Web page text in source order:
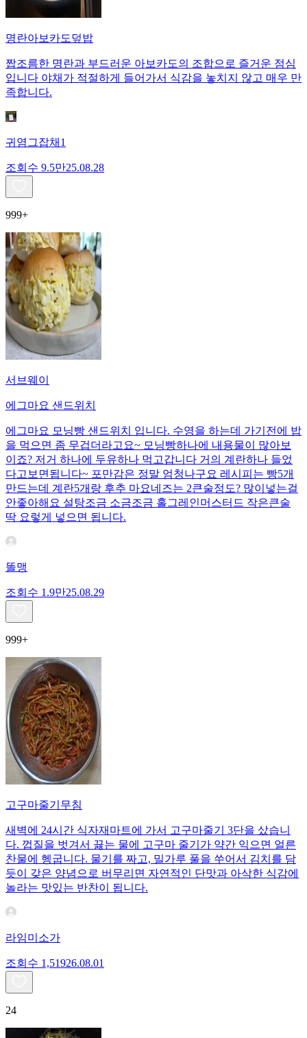
명란아보카도덮밥
짭조름한 명란과 부드러운 아보카도의 조합으로 즐거운 점심
입니다 야채가 적절하게 들어가서 식감을 놓치지 않고 매우 만
족합니다.
귀염그잡채1
조회수 9.5만25.08.28
999+
서브웨이
에그마요 샌드위치
에그마요 모닝빵 샌드위치 입니다. 수영을 하는데 가기전에 밥
을 먹으면 좀 무겁더라고요~ 모닝빵하나에 내용물이 많아보
이죠? 저거 하나에 두유하나 먹고갑니다 거의 계란하나 들었
다고보면됩니다~ 포만감은 정말 엄청나구요 레시피는 빵5개
만드는데 계란5개랑 후추 마요네즈는 2큰술정도? 많이넣는걸
안좋아해요 설탕조금 소금조금 홀그레인머스터드 작은큰술
딱 요렇게 넣으면 됩니다.
똘맹
조회수 1.9만25.08.29
999+
고구마줄기무침
새벽에 24시간 식자재마트에 가서 고구마줄기 3단을 샀습니
다. 껍질을 벗겨서 끓는 물에 고구마 줄기가 약간 익으면 얼른
찬물에 헹굽니다. 물기를 짜고, 밀가루 풀을 쑤어서 김치를 담
듯이 갖은 양념으로 버무리면 자연적인 단맛과 아삭한 식감에
놀라는 맛있는 반찬이 됩니다.
라임미소가
조회수 1,51926.08.01
24